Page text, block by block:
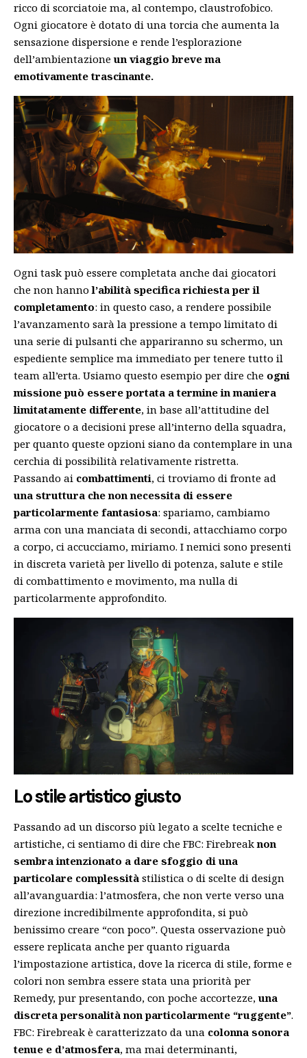
ricco di scorciatoie ma, al contempo, claustrofobico.
Ogni giocatore è dotato di una torcia che aumenta la
sensazione dispersione e rende l’esplorazione
dell’ambientazione un viaggio breve ma
emotivamente trascinante.
Ogni task può essere completata anche dai giocatori
che non hanno l’abilità specifica richiesta per il
completamento: in questo caso, a rendere possibile
l’avanzamento sarà la pressione a tempo limitato di
una serie di pulsanti che appariranno su schermo, un
espediente semplice ma immediato per tenere tutto il
team all’erta. Usiamo questo esempio per dire che ogni
missione può essere portata a termine in maniera
limitatamente differente, in base all’attitudine del
giocatore o a decisioni prese all’interno della squadra,
per quanto queste opzioni siano da contemplare in una
cerchia di possibilità relativamente ristretta.
Passando ai combattimenti, ci troviamo di fronte ad
una struttura che non necessita di essere
particolarmente fantasiosa: spariamo, cambiamo
arma con una manciata di secondi, attacchiamo corpo
a corpo, ci accucciamo, miriamo. I nemici sono presenti
in discreta varietà per livello di potenza, salute e stile
di combattimento e movimento, ma nulla di
particolarmente approfondito.
Lo stile artistico giusto
Passando ad un discorso più legato a scelte tecniche e
artistiche, ci sentiamo di dire che FBC: Firebreaknon
sembra intenzionato a dare sfoggio di una
particolare complessità stilistica o di scelte di design
all’avanguardia: l’atmosfera, che non verte verso una
direzione incredibilmente approfondita, si può
benissimo creare “con poco”. Questa osservazione può
essere replicata anche per quanto riguarda
l’impostazione artistica, dove la ricerca di stile, forme e
colori non sembra essere stata una priorità per
Remedy, pur presentando, con poche accortezze, una
discreta personalità non particolarmente “ruggente”.
FBC: Firebreak è caratterizzato da una colonna sonora
tenue e d’atmosfera, ma mai determinanti,